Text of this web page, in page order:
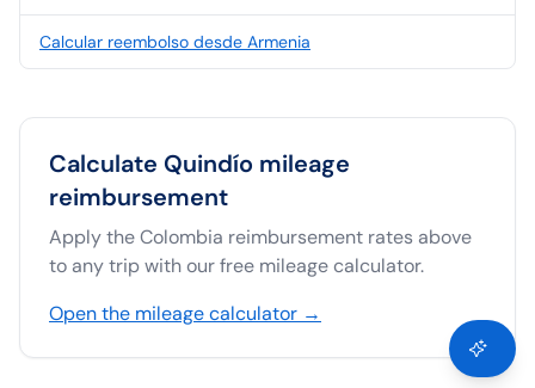
Calcular reembolso desde Armenia
Calculate Quindío mileage
reimbursement
Apply theColombia reimbursement rates above
to any trip with our free mileage calculator.
Open the mileage calculator →